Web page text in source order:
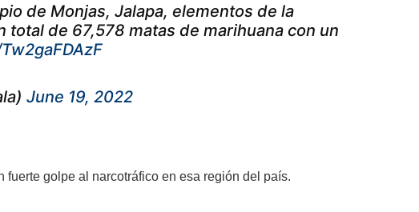
de Monjas, Jalapa, elementos de la
total de 67,578 matas de marihuana con un
June 19, 2022
golpe al narcotráfico en esa región del país.